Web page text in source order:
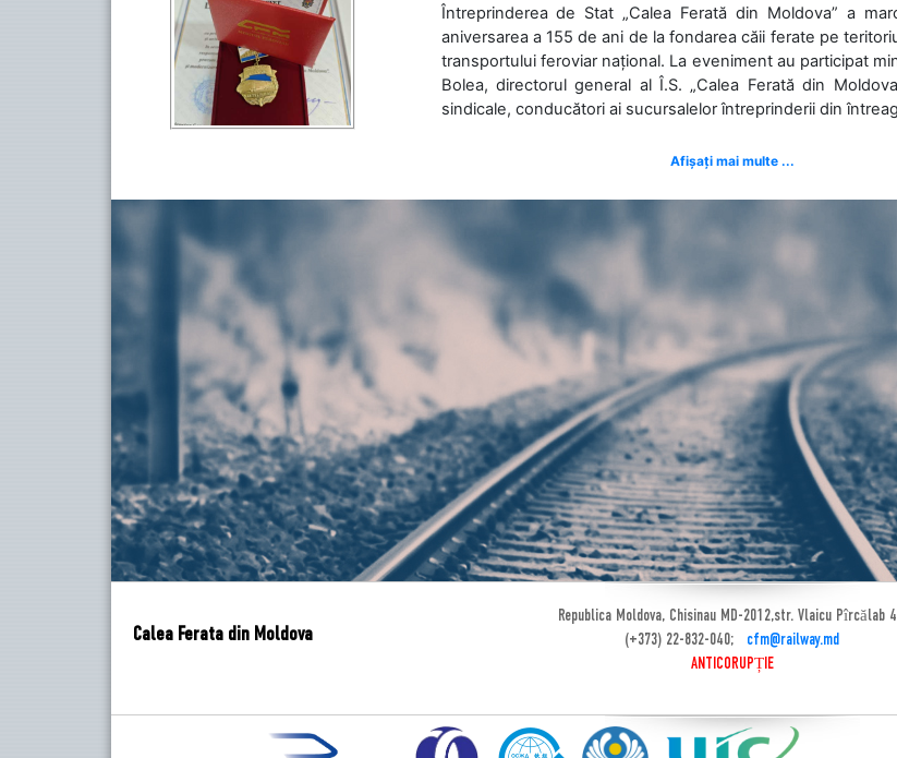
Întreprinderea de Stat „Calea Ferată din Moldova” a
aniversarea a 155 de ani de la fondarea căii ferate pe
transportului feroviar național. La eveniment au participat
Bolea, directorul general al Î.S. „Calea Ferată din
sindicale, conducători ai sucursalelor întreprinderii din
Afișați mai multe ...
Calea Ferata din Moldova
Republica Moldova, Chisinau MD-2012,str. Vlaicu Pîrcălab
(+373) 22-832-040; cfm@railway.md
ANTICORUPȚIE